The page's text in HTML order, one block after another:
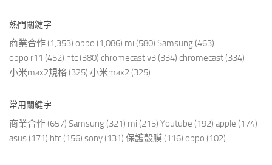
熱門關鍵字
商業合作 (1,353) oppo (1,086) mi (580) Samsung (463)
oppo r11 (452) htc (380) chromecast v3 (334) chromecast (334)
小米max2規格 (325) 小米max2 (325)
常用關鍵字
商業合作 (657) Samsung (321) mi (215) Youtube (192) apple (174)
asus (171) htc (156) sony (131) 保護殼膜 (116) oppo (102)